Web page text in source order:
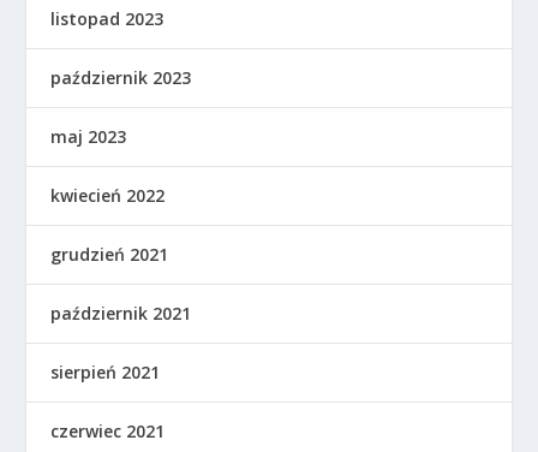
listopad 2023
październik 2023
maj 2023
kwiecień 2022
grudzień 2021
październik 2021
sierpień 2021
czerwiec 2021